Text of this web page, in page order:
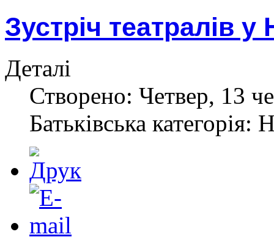
Зустріч театралів
Деталі
Створено: Четвер, 13
Батьківська категорія: